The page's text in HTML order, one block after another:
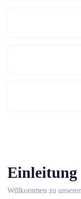
Einleitung
Willkommen zu